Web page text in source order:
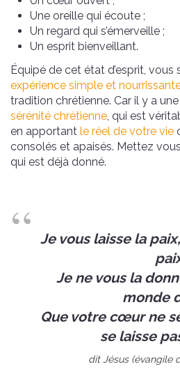
Une oreille qui écoute ;
Un regard qui s’émerveille ;
Un esprit bienveillant.
Équipé de cet état d’esprit, vous
expérience simple et
tradition chrétienne. Car il y a
sérénité chrétienne, qui est
en apportant le réel de votre vie
consolés et apaisés. Mettez vous
qui est déjà donné.
Je vous laisse la
Je ne vous la
monde
Que votre cœur ne
se laisse
dit Jésus (évangile